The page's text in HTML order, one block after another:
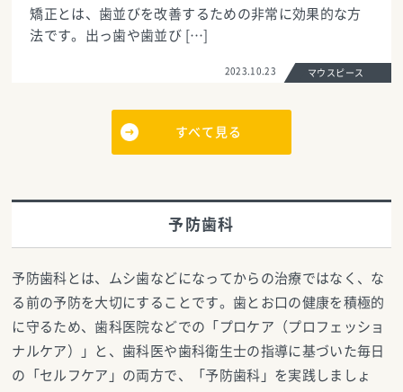
矯正とは、歯並びを改善するための非常に効果的な方
法です。出っ歯や歯並び […]
2023.10.23 マウスピース
すべて見る
予防歯科
予防歯科とは、ムシ歯などになってからの治療ではなく、な
る前の予防を大切にすることです。歯とお口の健康を積極的
に守るため、歯科医院などでの「プロケア（プロフェッショ
ナルケア）」と、歯科医や歯科衛生士の指導に基づいた毎日
の「セルフケア」の両方で、「予防歯科」を実践しましょ